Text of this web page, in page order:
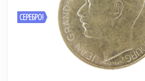
СЕРЕБРО!